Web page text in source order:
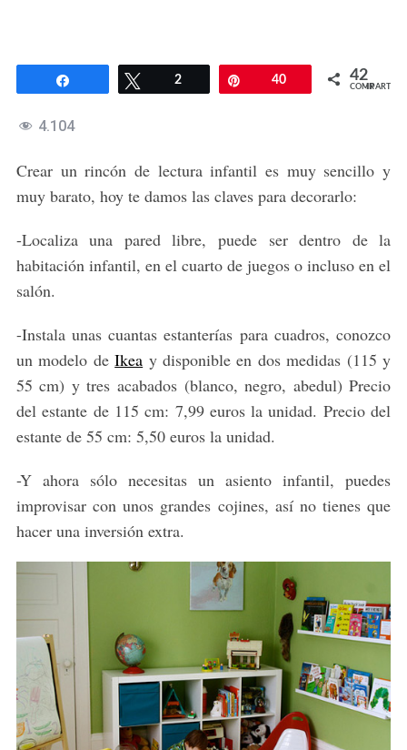
Compartir Twittear
2 40 42
COMPARTIR
4.104
Crear un rincón de lectura infantil es muy sencillo y
muy barato, hoy te damos las claves para decorarlo:
-Localiza una pared libre, puede ser dentro de la
habitación infantil, en el cuarto de juegos o incluso en el
salón.
-Instala unas cuantas estanterías para cuadros, conozco
un modelo deIkea y disponible en dos medidas (115 y
55 cm) y tres acabados (blanco, negro, abedul) Precio
del estante de 115 cm: 7,99 euros la unidad. Precio del
estante de 55 cm: 5,50 euros la unidad.
-Y ahora sólo necesitas un asiento infantil, puedes
improvisar con unos grandes cojines, así no tienes que
hacer una inversión extra.